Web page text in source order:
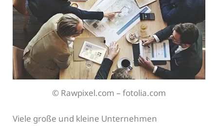
© Rawpixel.com – fotolia.com
Viele große und kleine Unternehmen